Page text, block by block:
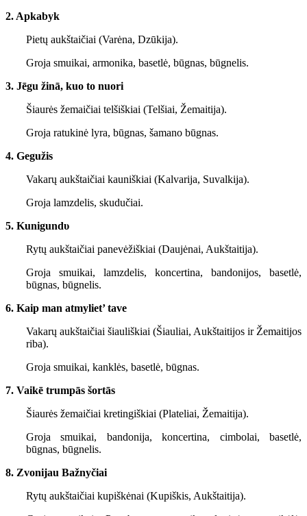
2. Apkabyk
Pietų aukštaičiai (Varėna, Dzūkija).
Groja smuikai, armonika, basetlė, būgnas, būgnelis.
3. Jēgu žinā, kuo to nuori
Šiaurės žemaičiai telšiškiai (Telšiai, Žemaitija).
Groja ratukinė lyra, būgnas, šamano būgnas.
4. Gegužis
Vakarų aukštaičiai kauniškiai (Kalvarija, Suvalkija).
Groja lamzdelis, skudučiai.
5. Kunigundυ
Rytų aukštaičiai panevėžiškiai (Daujėnai, Aukštaitija).
Groja smuikai, lamzdelis, koncertina, bandonijos, basetlė,
būgnas, būgnelis.
6. Kaip man atmyliet’ tave
Vakarų aukštaičiai šiauliškiai (Šiauliai, Aukštaitijos ir Žemaitijos
riba).
Groja smuikai, kanklės, basetlė, būgnas.
7. Vaikē trumpās šortās
Šiaurės žemaičiai kretingiškiai (Plateliai, Žemaitija).
Groja smuikai, bandonija, koncertina, cimbolai, basetlė,
būgnas, būgnelis.
8. Zvonijau Bažnyčiai
Rytų aukštaičiai kupiškėnai (Kupiškis, Aukštaitija).